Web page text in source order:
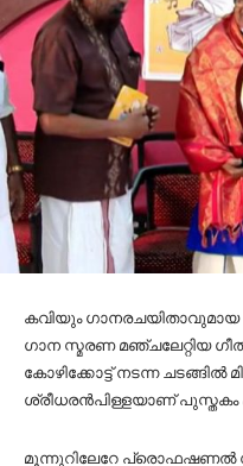
കവിയും ഗാനരചയിതാവുമായ
ഗാന സ്മരണ മഞ്ചലേറ്റിയ
കോഴിക്കോട്ട് നടന്ന
ശ്രീധരന്‍പിള്ളയാണ്
മൂന്നുറിലേറേ പ്രൊഫഷണല്‍